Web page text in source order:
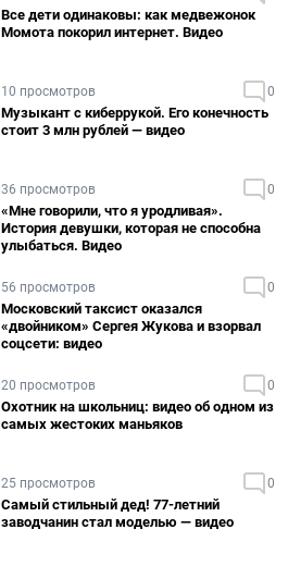
Все дети одинаковы: как медвежонок
Момота покорил интернет. Видео
10 просмотров 0
Музыкант с киберрукой. Его конечность
стоит 3 млн рублей — видео
36 просмотров 0
«Мне говорили, что я уродливая».
История девушки, которая не способна
улыбаться. Видео
56 просмотров 0
Московский таксист оказался
«двойником» Сергея Жукова и взорвал
соцсети: видео
20 просмотров 0
Охотник на школьниц: видео об одном из
самых жестоких маньяков
25 просмотров 0
Самый стильный дед! 77-летний
заводчанин стал моделью — видео